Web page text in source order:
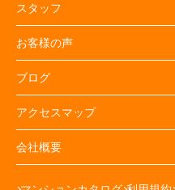
スタッフ
お客様の声
ブログ
アクセスマップ
会社概要